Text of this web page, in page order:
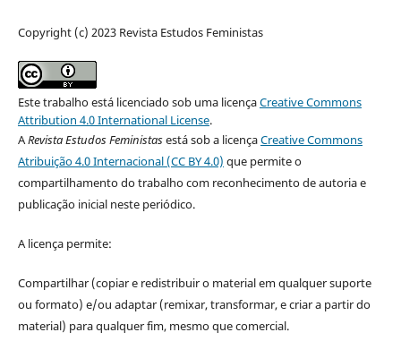
Copyright (c) 2023 Revista Estudos Feministas
Este trabalho está licenciado sob uma licençaCreative Commons
Attribution 4.0 International License.
ARevista Estudos Feministasestá sob a licençaCreative Commons
Atribuição 4.0 Internacional (CC BY 4.0) que permite o
compartilhamento do trabalho com reconhecimento de autoria e
publicação inicial neste periódico.
A licença permite:
Compartilhar (copiar e redistribuir o material em qualquer suporte
ou formato) e/ou adaptar (remixar, transformar, e criar a partir do
material) para qualquer fim, mesmo que comercial.